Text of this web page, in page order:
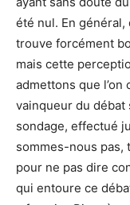
été nul. En
trouve forcément
mais cette
admettons que
vainqueur du
sondage, effectué
sommes-nous pas,
pour ne pas dire
qui entoure ce